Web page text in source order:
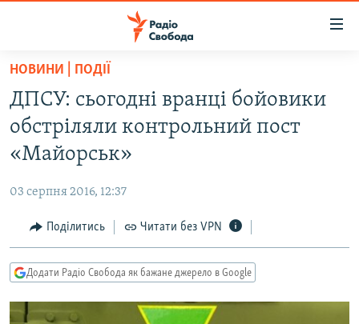
Перейти
основного
матеріалу
Перейти
до
основної
навігації
Перейти
до
пошуку
ВСЕ ЗА ДОБУ
СТАТТІ
ЕКОНОМІКА
СУСПІЛЬСТВО
УКРАЇНА
РОСІЙСЬКА «ФІЛЬТРАЦІЯ»
ДОНБАС.РЕАЛІЇ
ТИ ЯК?
СХЕМИ
НОВИНИ | ПОДІЇ
ДПСУ: сьогодні вранці бойовики
обстріляли контрольний пост
«Майорськ»
03 серпня 2016, 12:37
Поділитись Читати без VPN
Додати Радіо Свобода як бажане джерело в Google